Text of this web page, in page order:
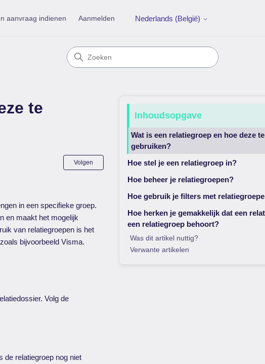
aanvraag indienen Aanmelden Nederlands (België)
te
Volgen Nog door niemand gevolgd
in een specifieke groep.
en maakt het mogelijk
van relatiegroepen is het
bijvoorbeeld Visma.
Volg de
de relatiegroep nog niet
Inhoudsopgave
Wat is een relatiegroep en hoe deze te
gebruiken?
Hoe stel je een relatiegroep in?
Hoe beheer je relatiegroepen?
Hoe gebruik je filters met
Hoe herken je gemakkelijk dat een
een relatiegroep behoort?
Was dit artikel nuttig?
Verwante artikelen